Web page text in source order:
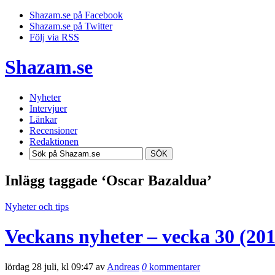
Shazam.se på Facebook
Shazam.se på Twitter
Följ via RSS
Shazam.se
Nyheter
Intervjuer
Länkar
Recensioner
Redaktionen
SÖK
Inlägg taggade ‘Oscar Bazaldua’
Nyheter och tips
Veckans nyheter – vecka 30
lördag 28 juli, kl 09:47 av Andreas 0 kommentarer